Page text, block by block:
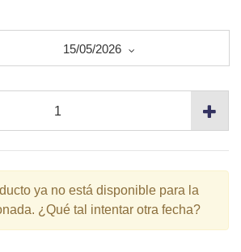
15/05/2026
ya no está disponible para la
¿Qué tal intentar otra fecha?